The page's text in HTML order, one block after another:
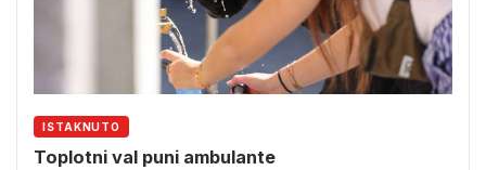
ISTAKNUTO
Toplotni val puni ambulante